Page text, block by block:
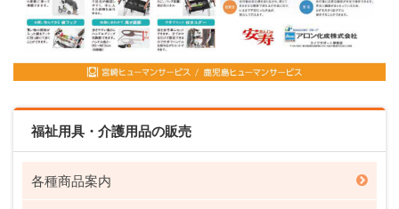
福祉用具・介護用品の販売
各種商品案内